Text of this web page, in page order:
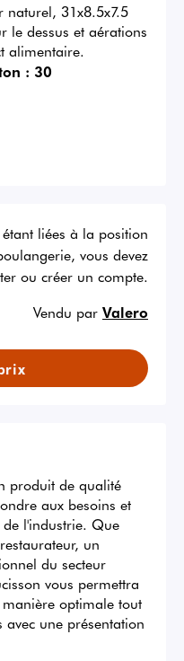
naturel, 31x8.5x7.5
le dessus et aérations
alimentaire.
: 30
liées à la position
vous devez
ou créer un compte.
Vendu par Valero
produit de qualité
aux besoins et
de l'industrie. Que
un
du secteur
vous permettra
optimale tout
une présentation